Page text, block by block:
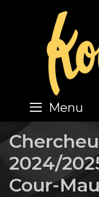
content
Menu
2024/
Cour-